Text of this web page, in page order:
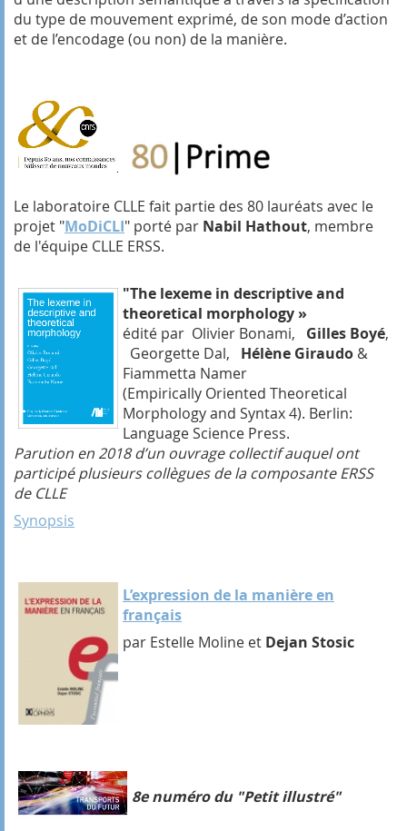
du type de mouvement exprimé, de son mode d’action
et de l’encodage (ou non) de la manière.
Le laboratoire CLLE fait partie des 80 lauréats avec le
projet "MoDiCLI" porté par Nabil Hathout, membre
de l'équipe CLLE ERSS.
"The lexeme in descriptive and
theoretical morphology »
édité par Olivier Bonami, Gilles Boyé,
Georgette Dal, Hélène Giraudo &
Fiammetta Namer
(Empirically Oriented Theoretical
Morphology and Syntax 4). Berlin:
Language Science Press.
Parution en 2018 d’un ouvrage collectif auquel ont
participé plusieurs collègues de la composante ERSS
de CLLE
Synopsis
L’expression de la manière en
français
par Estelle Moline et Dejan Stosic
8e numéro du "Petit illustré"